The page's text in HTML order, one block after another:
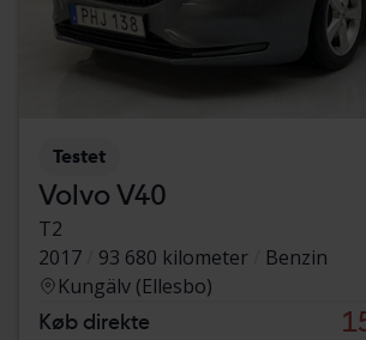
Testet
Volvo V40
T2
2017
93 680 kilometer
Benzin
Kungälv (Ellesbo)
Køb direkte